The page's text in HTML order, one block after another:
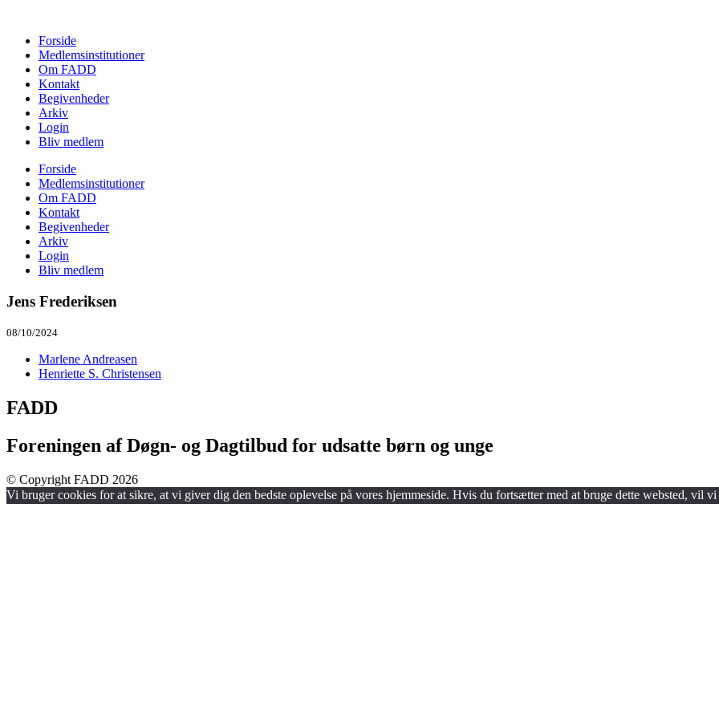
Forside
Medlemsinstitutioner
Om FADD
Kontakt
Begivenheder
Arkiv
Login
Bliv medlem
Forside
Medlemsinstitutioner
Om FADD
Kontakt
Begivenheder
Arkiv
Login
Bliv medlem
Jens Frederiksen
08/10/2024
Marlene Andreasen
Henriette S. Christensen
FADD
Foreningen af Døgn- og Dagtilbud for udsatte børn og unge
© Copyright FADD 2026
Vi bruger cookies for at sikre, at vi giver dig den bedste oplevelse på vores hjemmeside. Hvis du fortsætter med at bruge dette websted, vil vi